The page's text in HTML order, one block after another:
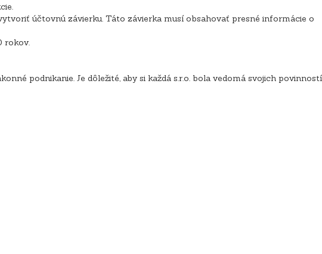
účtovnú závierku. Táto závierka musí obsahovať presné informácie o
rokov.
podnikanie. Je dôležité, aby si každá s.r.o. bola vedomá svojich povinností